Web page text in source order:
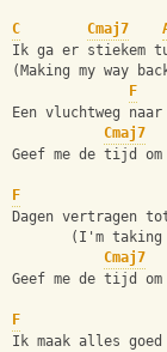
C
Cmaj7
Ik ga er stiekem
(Making my way
F
Een vluchtweg
Cmaj7
Geef me de tijd
F
Dagen vertragen
(I'm
Cmaj7
Geef me de tijd
F
Ik maak alles